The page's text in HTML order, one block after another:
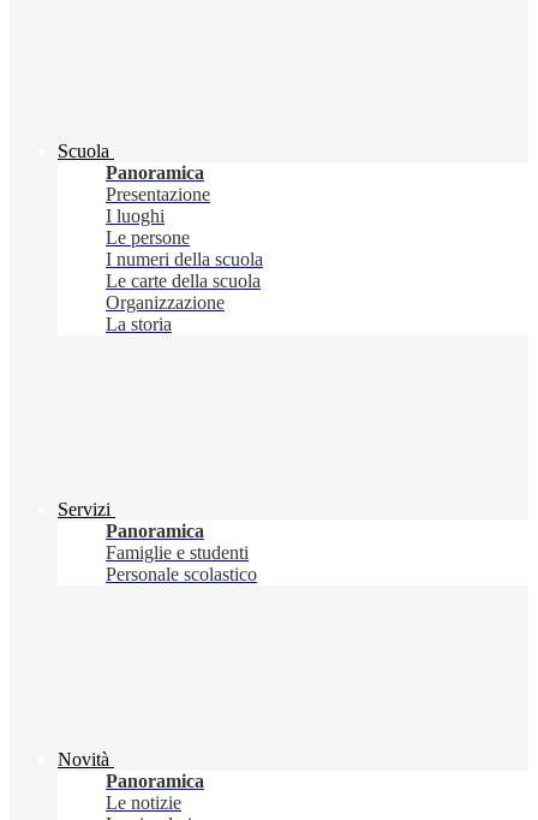
Scuola
Panoramica
Presentazione
I luoghi
Le persone
I numeri della scuola
Le carte della scuola
Organizzazione
La storia
Servizi
Panoramica
Famiglie e studenti
Personale scolastico
Novità
Panoramica
Le notizie